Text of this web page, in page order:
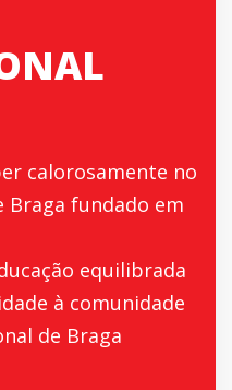
calorosamente no
Braga fundado em
equilibrada
à comunidade
de Braga